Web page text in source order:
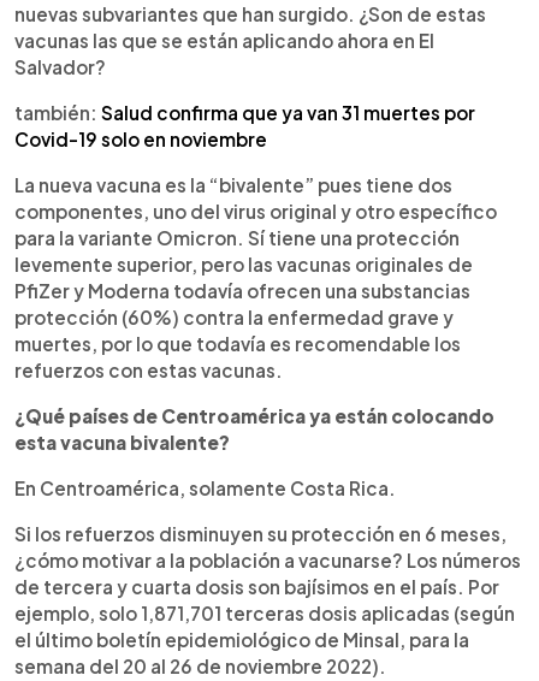
nuevas subvariantes que han surgido. ¿Son de estas
vacunas las que se están aplicando ahora en El
Salvador?
también: Salud confirma que ya van 31 muertes por
Covid-19 solo en noviembre
La nueva vacuna es la “bivalente” pues tiene dos
componentes, uno del virus original y otro específico
para la variante Omicron. Sí tiene una protección
levemente superior, pero las vacunas originales de
PfiZer y Moderna todavía ofrecen una substancias
protección (60%) contra la enfermedad grave y
muertes, por lo que todavía es recomendable los
refuerzos con estas vacunas.
¿Qué países de Centroamérica ya están colocando
esta vacuna bivalente?
En Centroamérica, solamente Costa Rica.
Si los refuerzos disminuyen su protección en 6 meses,
¿cómo motivar a la población a vacunarse? Los números
de tercera y cuarta dosis son bajísimos en el país. Por
ejemplo, solo 1,871,701 terceras dosis aplicadas (según
el último boletín epidemiológico de Minsal, para la
semana del 20 al 26 de noviembre 2022).